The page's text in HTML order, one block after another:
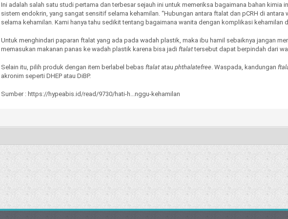
Ini adalah salah satu studi pertama dan terbesar sejauh ini untuk memeriksa bagaimana bahan kimia
sistem endokrin, yang sangat sensitif selama kehamilan. “Hubungan antara ftalat dan pCRH di
selama kehamilan. Kami hanya tahu sedikit tentang bagaimana wanita dengan komplikasi kehamilan
Untuk menghindari paparan ftalat yang ada pada wadah plastik, maka ibu hamil sebaiknya jangan
memasukan makanan panas ke wadah plastik karena bisa jadiftalattersebut dapat berpindah dari
Selain itu, pilih produk dengan item berlabel bebas ftalat atau phthalatefree . Waspada, kandungan
akronim seperti DHEP atau DiBP.
Sumber :https://hypeabis.id/read/9730/hati-h...nggu-kehamilan